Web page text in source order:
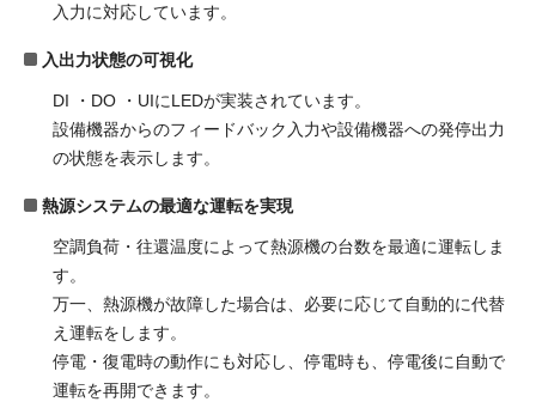
入力に対応しています。
入出力状態の可視化
DI ・DO ・UIにLEDが実装されています。
設備機器からのフィードバック入力や設備機器への発停出力
の状態を表示します。
熱源システムの最適な運転を実現
空調負荷・往還温度によって熱源機の台数を最適に運転しま
す。
万一、熱源機が故障した場合は、必要に応じて自動的に代替
え運転をします。
停電・復電時の動作にも対応し、停電時も、停電後に自動で
運転を再開できます。